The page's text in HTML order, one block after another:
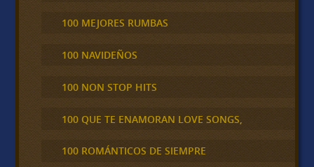
100 MEJORES RUMBAS
100 NAVIDEÑOS
100 NON STOP HITS
100 QUE TE ENAMORAN LOVE SONGS,
100 ROMÁNTICOS DE SIEMPRE